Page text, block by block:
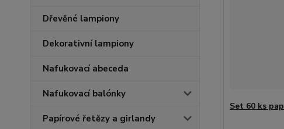
Dřevěné lampiony
Dekorativní lampiony
Nafukovací abeceda
Nafukovací balónky
Papírové řetězy a girlandy
Set 60 ks